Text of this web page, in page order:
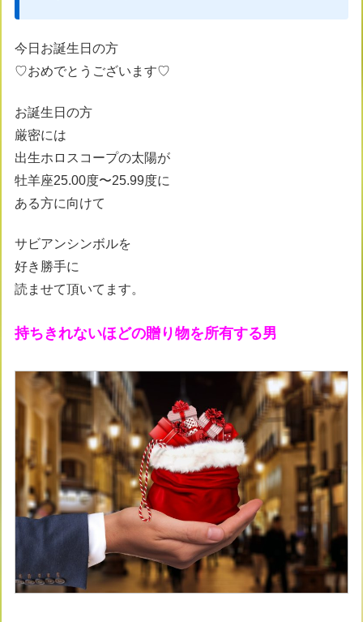
今日お誕生日の方
♡おめでとうございます♡
お誕生日の方
厳密には
出生ホロスコープの太陽が
牡羊座25.00度〜25.99度に
ある方に向けて
サビアンシンボルを
好き勝手に
読ませて頂いてます。
持ちきれないほどの贈り物を所有する男